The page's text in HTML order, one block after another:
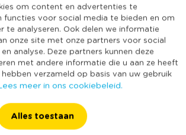
om content en advertenties te
functies voor social media te bieden en om
te analyseren. Ook delen we informatie
onze site met onze partners voor social
analyse. Deze partners kunnen deze
met andere informatie die u aan ze heeft
verzameld op basis van uw gebruik
meer in ons cookiebeleid.
Alles toestaan
SERIE